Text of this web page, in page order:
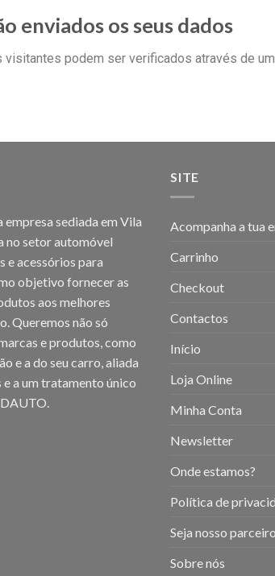
enviados os seus dados
visitantes podem ser verificados através de
sediada em Vila
no setor automóvel
e acessórios para
objetivo fornecer as
aos melhores
Queremos não só
e produtos, como
e a do seu carro, aliada
a um tratamento único
SITE
Acompanha a tua
Carrinho
Checkout
Contactos
Início
Loja Online
Minha Conta
Newsletter
Onde estamos?
Política de
Seja nosso parceiro
Sobre nós